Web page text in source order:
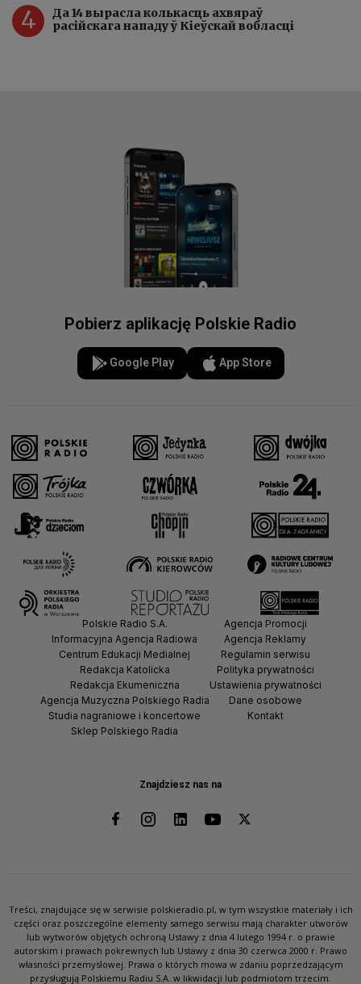
4
Да 14 вырасла колькасць ахвяраў
расійскага нападу ў Кіеўскай вобласці
Pobierz aplikację Polskie Radio
Google Play App Store
Znajdziesz nas na
Polskie Radio S.A.
Informacyjna Agencja Radiowa
Centrum Edukacji Medialnej
Redakcja Katolicka
Redakcja Ekumeniczna
Agencja Muzyczna Polskiego Radia
Studia nagraniowe i koncertowe
Sklep Polskiego Radia
Agencja Promocji
Agencja Reklamy
Regulamin serwisu
Polityka prywatności
Ustawienia prywatności
Dane osobowe
Kontakt
Treści, znajdujące się w serwisie polskieradio.pl, w tym wszystkie materiały i ich
części oraz poszczególne elementy samego serwisu mają charakter utworów
lub wytworów objętych ochroną Ustawy z dnia 4 lutego 1994 r. o prawie
autorskim i prawach pokrewnych lub Ustawy z dnia 30 czerwca 2000 r. Prawo
własności przemysłowej. Prawa o których mowa w zdaniu poprzedzającym
przysługują Polskiemu Radiu S.A. w likwidacji lub podmiotom trzecim.